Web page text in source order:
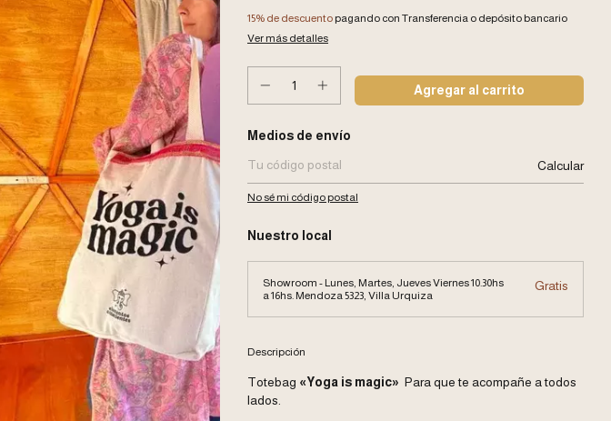
15% de descuento pagando con Transferencia o depósito bancario
Ver más detalles
Entregas para el CP:
Medios de envío
Calcular
No sé mi código postal
Nuestro local
Showroom - Lunes, Martes, Jueves Viernes 10.30hs
a 16hs. Mendoza 5323, Villa Urquiza
Gratis
Descripción
Totebag «Yoga is magic» Para que te acompañe a todos
lados.